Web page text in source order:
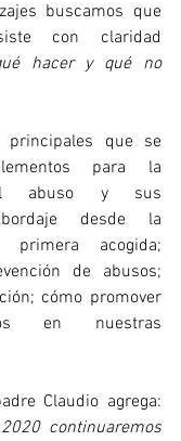
buscamos que
con claridad
hacer y qué no
para la
abuso y sus
desde la
primera acogida;
de abusos;
cómo promover
en nuestras
continuaremos